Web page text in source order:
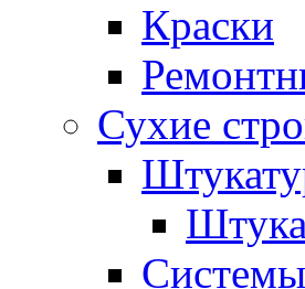
Краски
Сухие